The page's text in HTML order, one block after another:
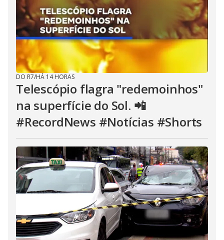
DO R7/HÁ 14 HORAS
Telescópio flagra "redemoinhos"
na superfície do Sol. 📲
#RecordNews #Notícias #Shorts